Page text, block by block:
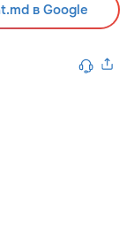
в Google